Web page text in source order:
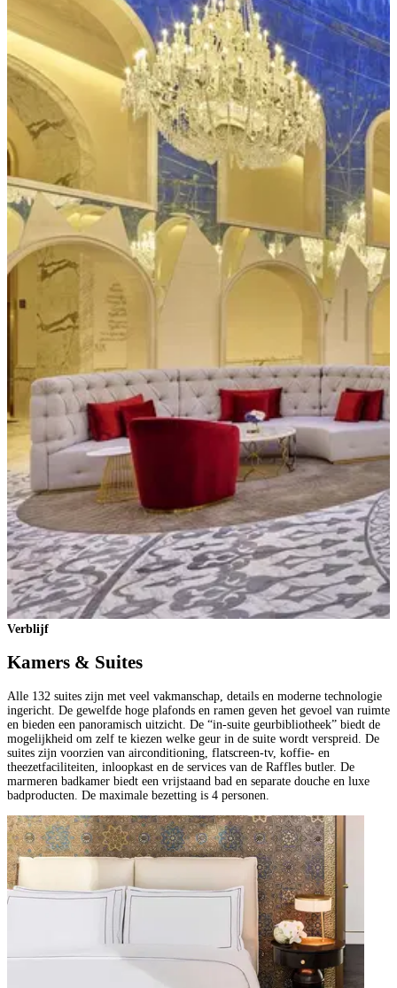
Verblijf
Kamers & Suites
Alle 132 suites zijn met veel vakmanschap, details en moderne technologie
ingericht. De gewelfde hoge plafonds en ramen geven het gevoel van ruimte
en bieden een panoramisch uitzicht. De “in-suite geurbibliotheek” biedt de
mogelijkheid om zelf te kiezen welke geur in de suite wordt verspreid. De
suites zijn voorzien van airconditioning, flatscreen-tv, koffie- en
theezetfaciliteiten, inloopkast en de services van de Raffles butler. De
marmeren badkamer biedt een vrijstaand bad en separate douche en luxe
badproducten. De maximale bezetting is 4 personen.